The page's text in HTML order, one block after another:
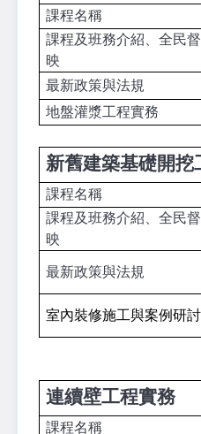
課程名稱
課程及班務介紹、全民
映
最新政策與法規
地盤灌漿工程實務
新舊建築基礎開
課程名稱
課程及班務介紹、全民
映
最新政策與法規
室內裝修施工與案例研討
連續壁工程實務
課程名稱